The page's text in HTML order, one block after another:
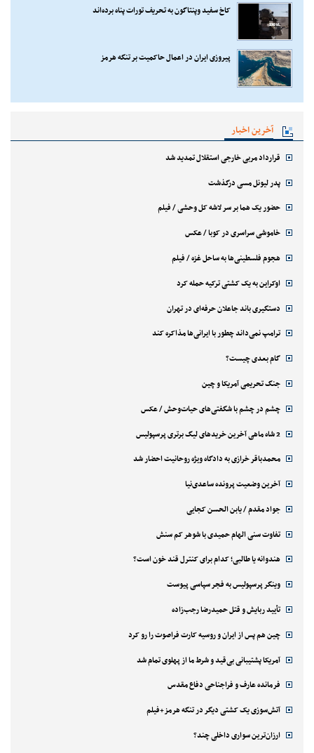
کاخ سفید وپنتاگون به تحریف تورات پناه برده‌اند
پیروزی ایران در اعمال حاکمیت بر تنگه هرمز
آخرین اخبار
قرارداد مربی خارجی استقلال تمدید شد
پدر لیونل مسی درگذشت
حضور یک هما بر سر لاشه‌ کل وحشی / فیلم
خاموشی سراسری در کوبا / عکس
هجوم فلسطینی‌ها به ساحل غزه / فیلم
اوکراین به یک کشتی ترکیه حمله کرد
دستگیری باند جاعلان حرفه‌ای در تهران
ترامپ نمی‌داند چطور با ایرانی‌ها مذاکره کند
گام بعدی چیست؟
جنگ تحریمی آمریکا و چین
چشم در چشم با شگفتی‌های حیات‌وحش / عکس
2 شاه ماهی آخرین خریدهای لیگ برتری پرسپولیس
محمدباقر خرازی به دادگاه ویژه روحانیت احضار شد
آخرین وضعیت پرونده ساعدی‌نیا
جواد مقدم / یابن الحسن کجایی
تفاوت سنی الهام حمیدی با شوهر کم سنش
هندوانه یا طالبی؛ کدام‌ برای کنترل قند خون است؟
وینگر پرسپولیس به فجر سپاسی پیوست
تأیید ربایش و قتل حمیدرضا رجب‌زاده
چین هم پس از ایران و روسیه کارت فراصوت را رو کرد
آمریکا پشتیبانی بی‌قید و شرط ما از پهلوی تمام شد
فرمانده عارف و فراجناحی دفاع مقدس
آتش‌سوزی یک کشتی دیگر در تنگه هرمز+فیلم
ارزان‌ترین سواری داخلی چند؟